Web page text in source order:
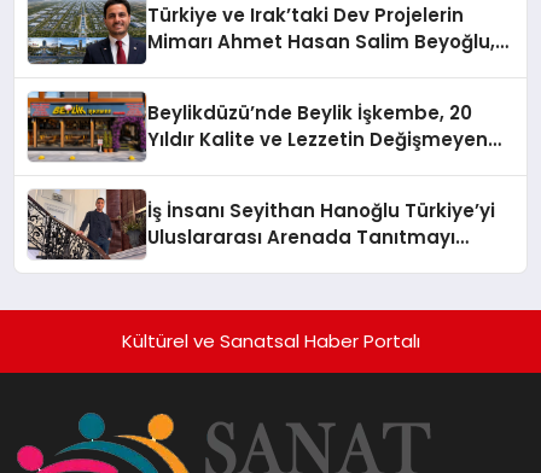
Türkiye ve Irak’taki Dev Projelerin
Mimarı Ahmet Hasan Salim Beyoğlu,
Hayata Geçirecek
Beylikdüzü’nde Beylik İşkembe, 20
Yıldır Kalite ve Lezzetin Değişmeyen
İş İnsanı Seyithan Hanoğlu Türkiye’yi
Uluslararası Arenada Tanıtmayı
Kültürel ve Sanatsal Haber Portalı